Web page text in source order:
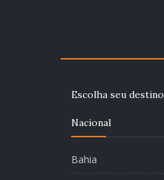
Escolha seu destino
Nacional
Bahia